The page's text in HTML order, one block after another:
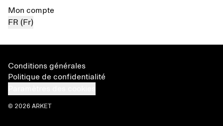
Mon compte
FR (Fr)
Conditions générales
Politique de confidentialité
© 2026 ARKET